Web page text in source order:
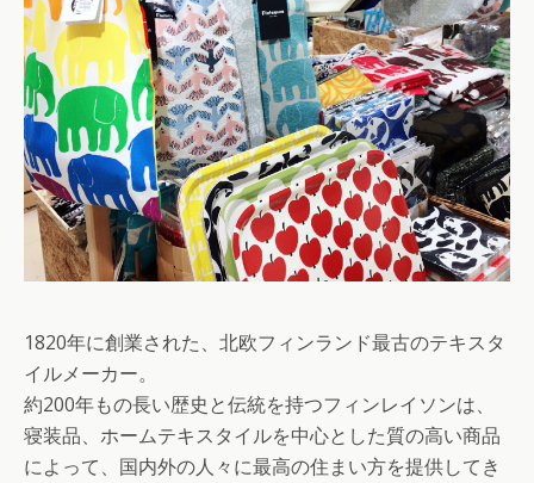
1820年に創業された、北欧フィンランド最古のテキスタ
イルメーカー。
約200年もの長い歴史と伝統を持つフィンレイソンは、
寝装品、ホームテキスタイルを中心とした質の高い商品
によって、国内外の人々に最高の住まい方を提供してき